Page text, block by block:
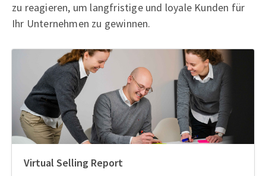
zu reagieren, um langfristige und loyale Kunden für
Ihr Unternehmen zu gewinnen.
Virtual Selling Report